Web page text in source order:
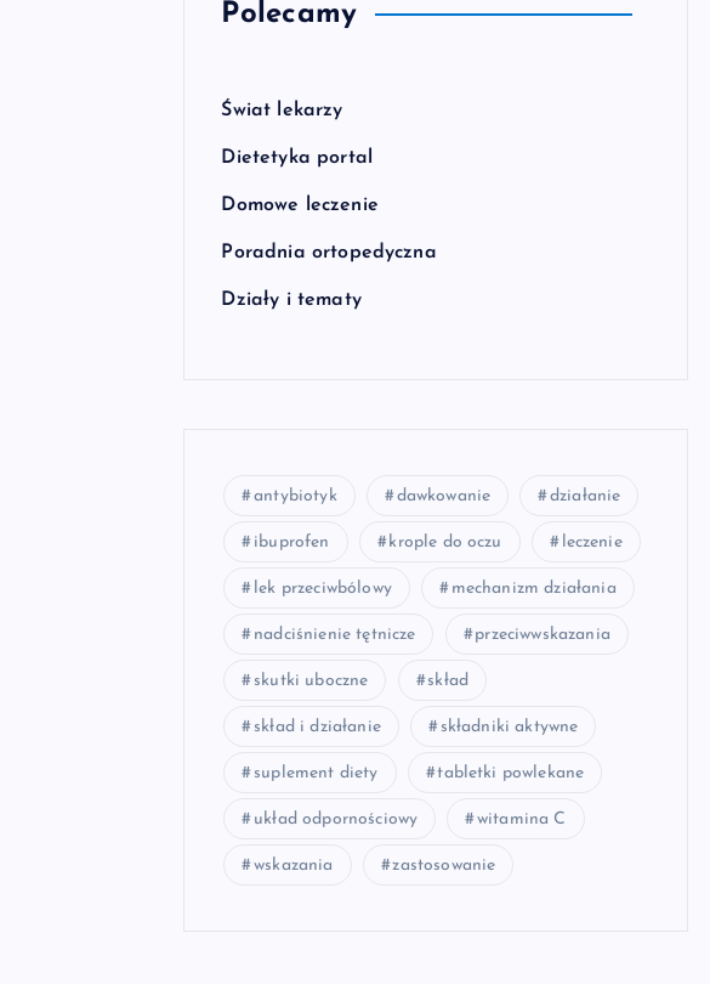
Polecamy
Świat lekarzy
Dietetyka portal
Domowe leczenie
Poradnia ortopedyczna
Działy i tematy
antybiotyk dawkowanie działanie
ibuprofen krople do oczu leczenie
lek przeciwbólowy mechanizm działania
nadciśnienie tętnicze przeciwwskazania
skutki uboczne skład
skład i działanie składniki aktywne
suplement diety tabletki powlekane
układ odpornościowy witamina C
wskazania zastosowanie